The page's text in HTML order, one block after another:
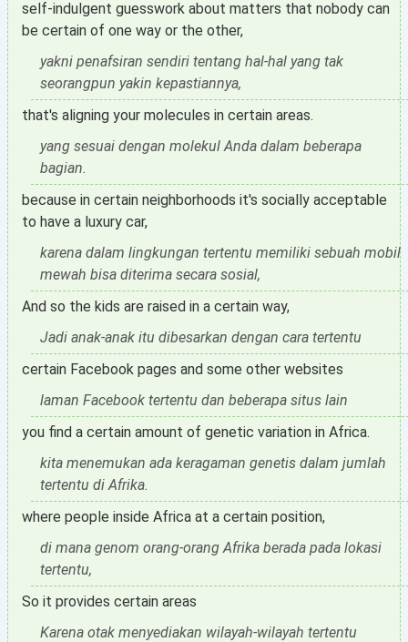
self-indulgent guesswork about matters that nobody can
be certain of one way or the other,
yakni penafsiran sendiri tentang hal-hal yang tak
seorangpun yakin kepastiannya,
that's aligning your molecules in certain areas.
yang sesuai dengan molekul Anda dalam beberapa
bagian.
because in certain neighborhoods it's socially acceptable
to have a luxury car,
karena dalam lingkungan tertentu memiliki sebuah mobil
mewah bisa diterima secara sosial,
And so the kids are raised in a certain way,
Jadi anak-anak itu dibesarkan dengan cara tertentu
certain Facebook pages and some other websites
laman Facebook tertentu dan beberapa situs lain
you find a certain amount of genetic variation in Africa.
kita menemukan ada keragaman genetis dalam jumlah
tertentu di Afrika.
where people inside Africa at a certain position,
di mana genom orang-orang Afrika berada pada lokasi
tertentu,
So it provides certain areas
Karena otak menyediakan wilayah-wilayah tertentu